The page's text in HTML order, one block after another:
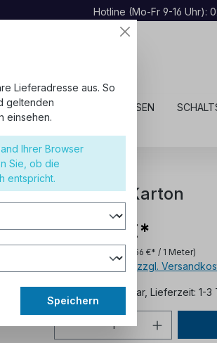
Hotline (Mo-Fr 9-16 Uhr):
SCHALTER UND STECKDOSEN
FRNC 100m Karton
256,39 €*
(2,56 €* / 1 Meter)
Preise inkl. MwSt. zzgl.
Sofort verfügbar, Lieferzeit: 1-3
Lieferadresse aus. So
geltenden
einsehen.
Ihrer Browser
Sie, ob die
entspricht.
Speichern